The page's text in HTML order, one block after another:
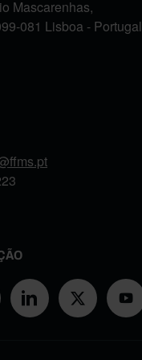
Mascarenhas,
081 Lisboa - Portugal